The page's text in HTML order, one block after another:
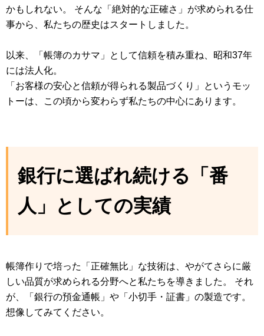
かもしれない。 そんな「絶対的な正確さ」が求められる仕
事から、私たちの歴史はスタートしました。
以来、「帳簿のカサマ」として信頼を積み重ね、昭和37年
には法人化。
「お客様の安心と信頼が得られる製品づくり」というモッ
トーは、この頃から変わらず私たちの中心にあります。
銀行に選ばれ続ける「番
人」としての実績
帳簿作りで培った「正確無比」な技術は、やがてさらに厳
しい品質が求められる分野へと私たちを導きました。 それ
が、「銀行の預金通帳」や「小切手・証書」の製造です。
想像してみてください。